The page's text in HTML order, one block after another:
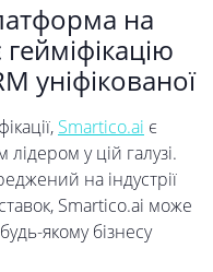
на
уніфікованої
Smartico.ai є
у цій галузі.
на індустрії
Smartico.ai може
якому бізнесу